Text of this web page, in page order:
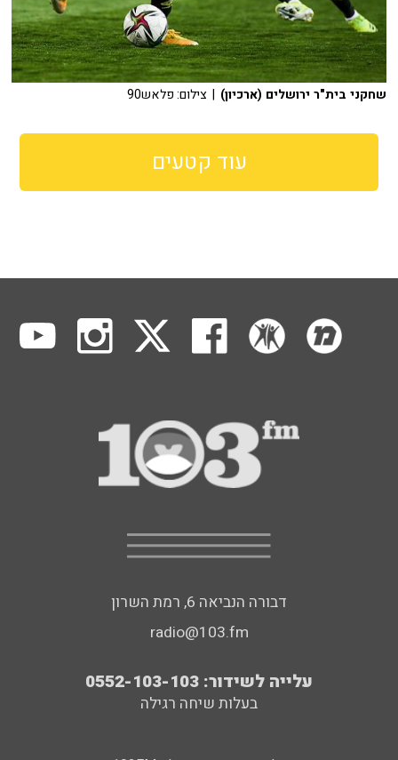
שחקני בית"ר ירושלים (ארכיון) | צילום: פלאש90
עוד קטעים
דבורה הנביאה 6, רמת השרון
radio@103.fm
עלייה לשידור: 0552-103-103
בעלות שיחה רגילה